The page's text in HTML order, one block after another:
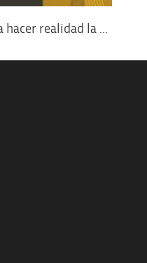
hacer realidad la ...